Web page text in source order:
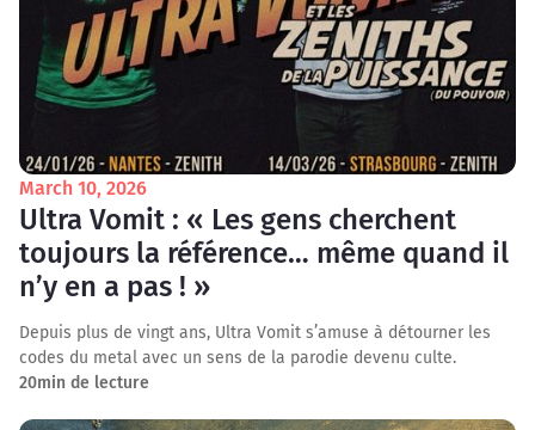
March 10, 2026
Ultra Vomit : « Les gens cherchent
toujours la référence… même quand il
n’y en a pas ! »
Depuis plus de vingt ans, Ultra Vomit s’amuse à détourner les
codes du metal avec un sens de la parodie devenu culte.
20min de lecture